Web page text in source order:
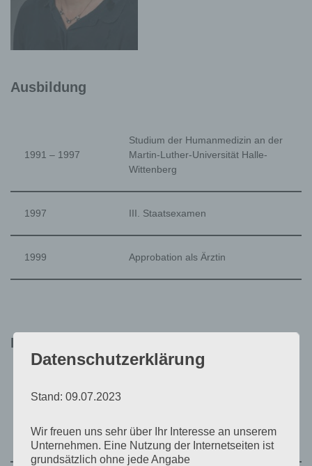
Ausbildung
1991 – 1997
Studium der Humanmedizin an der
Martin-Luther-Universität Halle-
Wittenberg
1997 III. Staatsexamen
1999 Approbation als Ärztin
Beruflicher Werdegang
Kardiologie und Angiologie Dr. S.
Heinemann und Dr. A. Köhler, Halle
Datenschutzerklärung
Stand: 09.07.2023
Wir freuen uns sehr über Ihr Interesse an unserem
Unternehmen. Eine Nutzung der Internetseiten ist
grundsätzlich ohne jede Angabe